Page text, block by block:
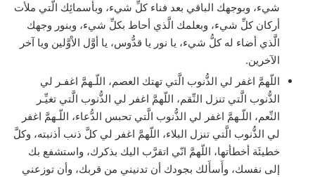
شيء، وبوجهك الباقي بعد فناء كلِّ شيء، وبأَسمائِك الَّتي ملأت
أركان كلِّ شيء، وبعلمك الَّذي أحاط بكلِّ شيء، وبنور وجهك
الَّذي أضاء له كلُّ شيء، يا نور يا قدُّوس، يا أوَّل الاْوَّلين ويا آخر
الآخرين.
اللّهمَّ اغفر لي الذُّنوب الَّتي تهتك العصم، اللّـهمَّ اغفـر لي
الذُّنوب الَّتي تنزل النِّقم، اللّهمَّ اغفر لي الذُّنوب الَّتي تغيِّـر
النِّعم، اللّـهمَّ اغفر لي الذُّنوب الَّتي تحبس الدُّعاء، اللّـهمَّ اغفر
لي الذُّنوب الَّتي تنزل البلاء، اللّهمَّ اغفر لي كلَّ ذنب أذنبته، وكلَّ
خطيئَة أخطأتها، اللّهمَّ انّي اتقرَّب اليك بذكرك، واستشفع بك
إلى نفسك، وأَسأَلك بجودك أن تدنيني من قربك، وأن توزعني